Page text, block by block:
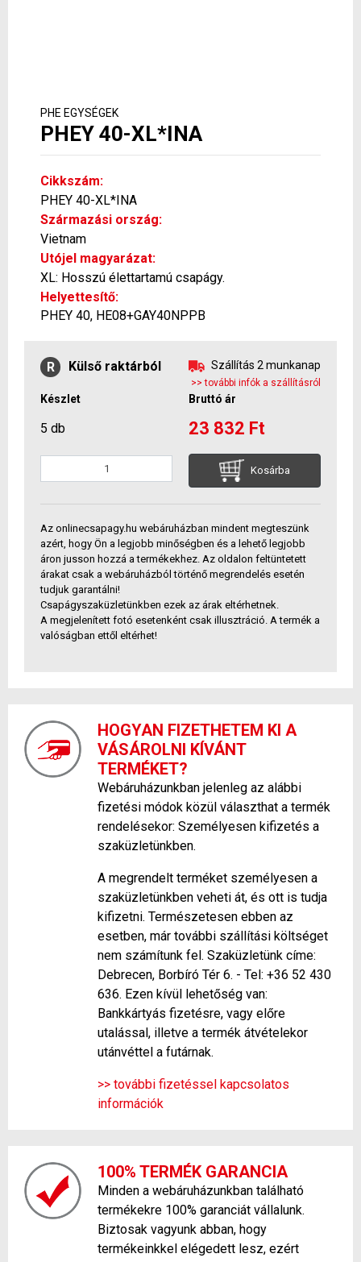
PHE EGYSÉGEK
PHEY 40-XL*INA
Cikkszám:
PHEY 40-XL*INA
Származási ország:
Vietnam
Utójel magyarázat:
XL: Hosszú élettartamú csapágy.
Helyettesítő:
PHEY 40, HE08+GAY40NPPB
R Külső raktárból Szállítás 2 munkanap
>> további infók a szállításról
Készlet Bruttó ár
5 db 23 832 Ft
Kosárba
Az onlinecsapagy.hu webáruházban mindent megteszünk
azért, hogy Ön a legjobb minőségben és a lehető legjobb
áron jusson hozzá a termékekhez. Az oldalon feltüntetett
árakat csak a webáruházból történő megrendelés esetén
tudjuk garantálni!
Csapágyszaküzletünkben ezek az árak eltérhetnek.
A megjelenített fotó esetenként csak illusztráció. A termék a
valóságban ettől eltérhet!
HOGYAN FIZETHETEM KI A
VÁSÁROLNI KÍVÁNT
TERMÉKET?
Webáruházunkban jelenleg az alábbi
fizetési módok közül választhat a termék
rendelésekor: Személyesen kifizetés a
szaküzletünkben.
A megrendelt terméket személyesen a
szaküzletünkben veheti át, és ott is tudja
kifizetni. Természetesen ebben az
esetben, már további szállítási költséget
nem számítunk fel. Szaküzletünk címe:
Debrecen, Borbíró Tér 6. - Tel: +36 52 430
636. Ezen kívül lehetőség van:
Bankkártyás fizetésre, vagy előre
utalással, illetve a termék átvételekor
utánvéttel a futárnak.
>> további fizetéssel kapcsolatos
információk
100% TERMÉK GARANCIA
Minden a webáruházunkban található
termékekre 100% garanciát vállalunk.
Biztosak vagyunk abban, hogy
termékeinkkel elégedett lesz, ezért